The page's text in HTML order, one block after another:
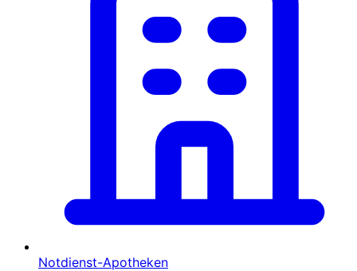
Notdienst-Apotheken